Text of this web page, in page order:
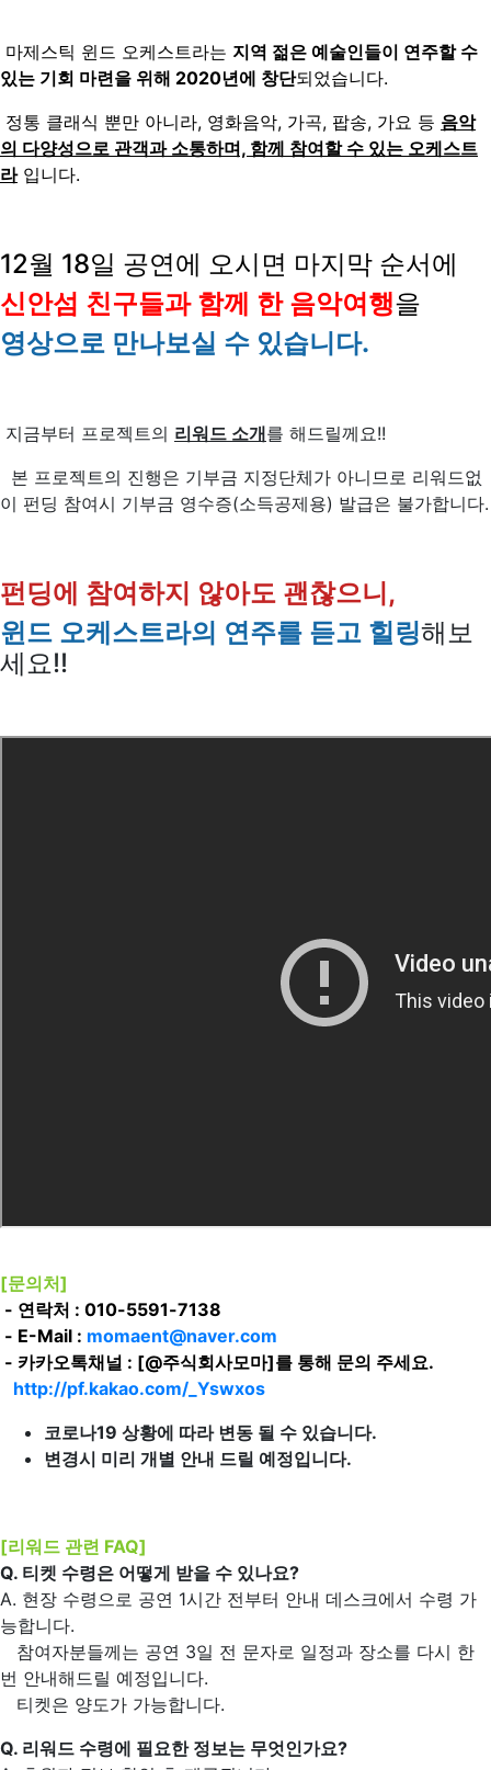
마제스틱 윈드 오케스트라는 지역 젊은 예술인들이 연주할 수
있는 기회 마련을 위해 2020년에 창단되었습니다.
정통 클래식 뿐만 아니라, 영화음악, 가곡, 팝송, 가요 등 음악
의 다양성으로 관객과 소통하며, 함께 참여할 수 있는 오케스트
라입니다.
12월 18일 공연에 오시면 마지막 순서에
신안섬 친구들과 함께 한 음악여행을
영상으로 만나보실 수 있습니다.
지금부터 프로젝트의 리워드 소개를 해드릴께요!!
본 프로젝트의 진행은 기부금 지정단체가 아니므로 리워드없
이 펀딩 참여시 기부금 영수증(소득공제용) 발급은 불가합니다.
펀딩에 참여하지 않아도 괜찮으니,
윈드 오케스트라의 연주를 듣고 힐링해보
세요!!
[문의처]
- 연락처 : 010-5591-7138
- E-Mail : momaent@naver.com
- 카카오톡채널 : [@주식회사모마]를 통해 문의 주세요.
http://pf.kakao.com/_Yswxos
코로나19 상황에 따라 변동 될 수 있습니다.
변경시 미리 개별 안내 드릴 예정입니다.
[리워드 관련 FAQ]
Q. 티켓 수령은 어떻게 받을 수 있나요?
A. 현장 수령으로 공연 1시간 전부터 안내 데스크에서 수령 가
능합니다.
참여자분들께는 공연 3일 전 문자로 일정과 장소를 다시 한
번 안내해드릴 예정입니다.
티켓은 양도가 가능합니다.
Q. 리워드 수령에 필요한 정보는 무엇인가요?